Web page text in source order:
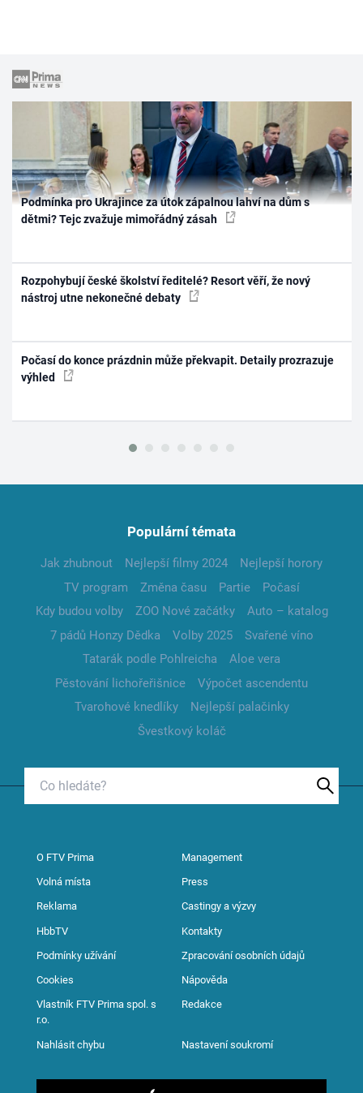
Podmínka pro Ukrajince za útok zápalnou lahví na dům s
dětmi? Tejc zvažuje mimořádný zásah
Rozpohybují české školství ředitelé? Resort věří, že nový
nástroj utne nekonečné debaty
Počasí do konce prázdnin může překvapit. Detaily prozrazuje
výhled
Populární témata
Jak zhubnout Nejlepší filmy 2024
Nejlepší horory
TV program
Změna času Partie
Počasí
Kdy budou volby
ZOO Nové začátky
Auto – katalog
7 pádů Honzy Dědka
Volby 2025
Svařené víno
Tatarák podle Pohlreicha
Aloe vera
Pěstování lichořeřišnice
Výpočet ascendentu
Tvarohové knedlíky
Nejlepší palačinky
Švestkový koláč
O FTV Prima Management
Volná místa Press
Reklama Castingy a výzvy
HbbTV Kontakty
Podmínky užívání Zpracování osobních údajů
Cookies Nápověda
Vlastník FTV Prima spol. s
r.o.
Redakce
Nahlásit chybu Nastavení soukromí